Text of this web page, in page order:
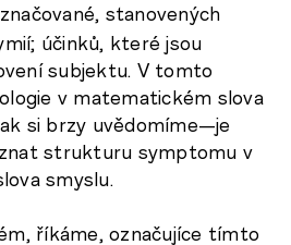
stanovených
účinků, které jsou
subjektu. V tomto
v matematickém slova
si brzy uvědomíme—je
strukturu symptomu v
smyslu.
říkáme, označujíce tímto